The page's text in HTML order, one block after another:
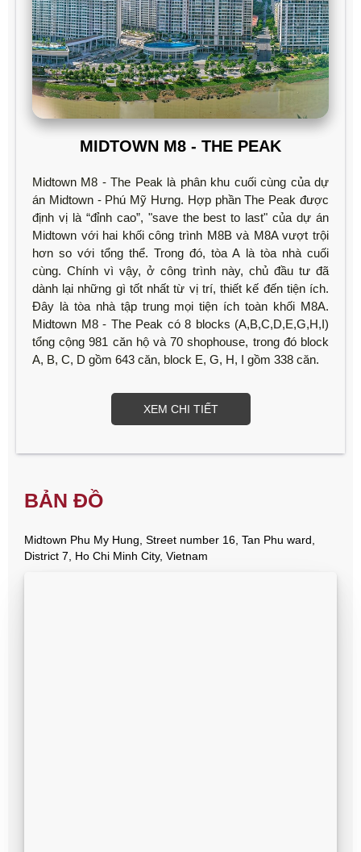
MIDTOWN M8 - THE PEAK
Midtown M8 - The Peak là phân khu cuối cùng của dự
án Midtown - Phú Mỹ Hưng. Hợp phần The Peak được
định vị là “đỉnh cao”, "save the best to last" của dự án
Midtown với hai khối công trình M8B và M8A vượt trội
hơn so với tổng thể. Trong đó, tòa A là tòa nhà cuối
cùng. Chính vì vậy, ở công trình này, chủ đầu tư đã
dành lại những gì tốt nhất từ vị trí, thiết kế đến tiện ích.
Đây là tòa nhà tập trung mọi tiện ích toàn khối M8A.
Midtown M8 - The Peak có 8 blocks (A,B,C,D,E,G,H,I)
tổng cộng 981 căn hộ và 70 shophouse, trong đó block
A, B, C, D gồm 643 căn, block E, G, H, I gồm 338 căn.
XEM CHI TIẾT
BẢN ĐỒ
Midtown Phu My Hung, Street number 16, Tan Phu ward,
District 7, Ho Chi Minh City, Vietnam